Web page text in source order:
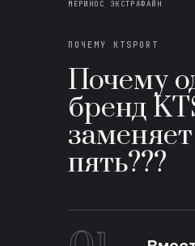
МЕРИНОС ЭКСТРАФАЙН
ПОЧЕМУ KTSPORT
Почему
бренд
заменяет
пять???